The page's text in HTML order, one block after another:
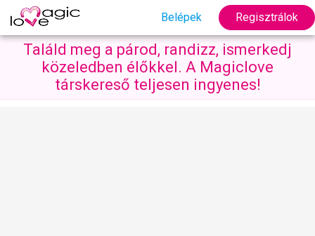
Belépek Regisztrálok
Találd meg a párod, randizz, ismerkedj
közeledben élőkkel. A Magiclove
társkereső teljesen ingyenes!